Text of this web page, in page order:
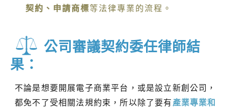
契約、申請商標等法律專業的流程。
公司審議契約委任律師結
果：
不論是想要開展電子商業平台，或是設立新創公司，
都免不了受相關法規約束，所以除了要有 產業專業和